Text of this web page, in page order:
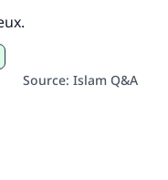
Source: Islam Q&A